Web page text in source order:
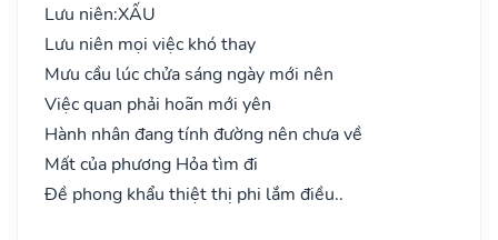
Lưu niên:XẤU
Lưu niên mọi việc khó thay
Mưu cầu lúc chửa sáng ngày mới nên
Việc quan phải hoãn mới yên
Hành nhân đang tính đường nên chưa về
Mất của phương Hỏa tìm đi
Đề phong khẩu thiệt thị phi lắm điều..